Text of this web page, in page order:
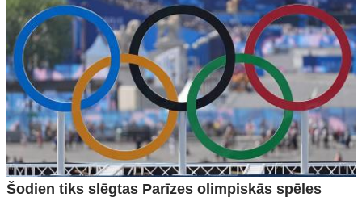
Šodien tiks slēgtas Parīzes olimpiskās spēles